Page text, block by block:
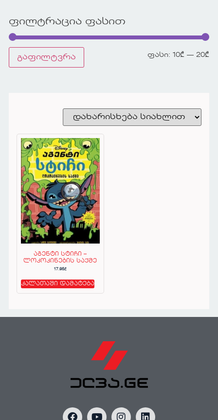
ფილტრაცია ფასით
გაფილტვრა ფასი:10₾ — 20₾
აგენტი სტიჩი –
ლოკოკინების საქმე
17.95₾
კალათაში დამატება